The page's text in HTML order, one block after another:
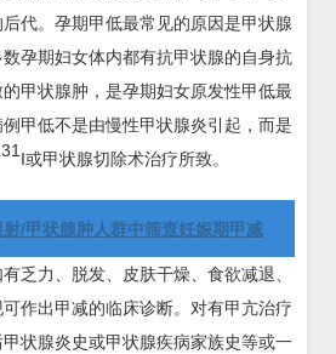
代。孕期甲低最常见的原因是甲状腺
孕期妇女体内都有抗甲状腺的自身抗
甲状腺肿，是孕期妇女原发性甲低最
甲低不是由慢性甲状腺炎引起，而是
I或甲状腺切除术治疗所致。
/甲状腺肿人群中筛查妊娠期甲减
乏力、脱发、皮肤干燥、食欲减退、
作出甲减的临床诊断。对有甲亢治疗
状腺炎史或甲状腺疾病家族史等或一